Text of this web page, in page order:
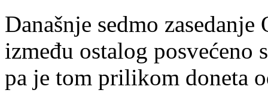
Današnje sedmo
između ostalog posvećeno
pa je tom prilikom doneta